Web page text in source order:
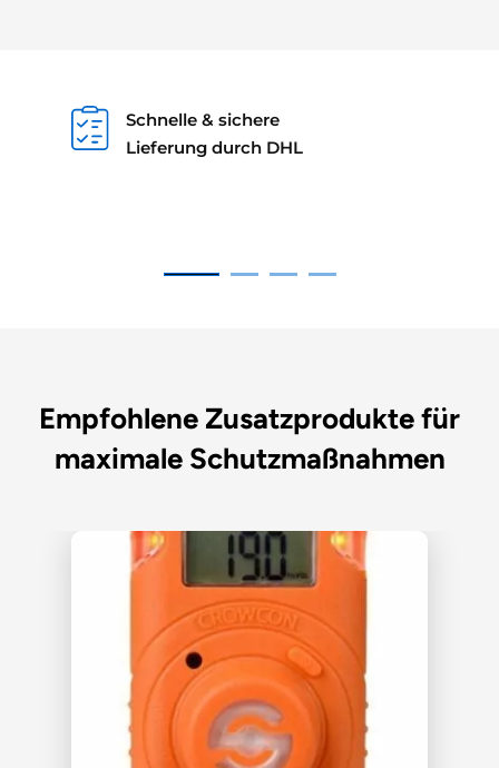
Schnelle & sichere
Lieferung durch DHL
Empfohlene Zusatzprodukte für
maximale Schutzmaßnahmen